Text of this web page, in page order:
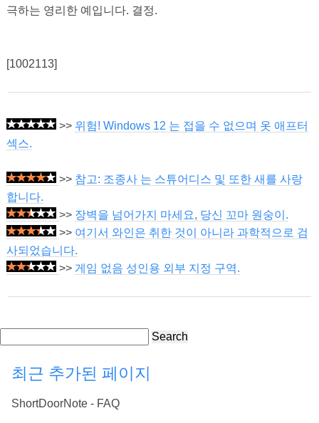
극하는 영리한 예입니다. 결정.
[1002113]
>> 위험! Windows 12 는 접을 수 없으며 옷 애프터
섹스.
>> 참고: 조종사 는 스튜어디스 및 또한 새를 사랑
합니다.
>> 장벽을 넘어가지 마세요, 당신 꼬마 원숭이.
>> 여기서 와인은 취한 것이 아니라 과학적으로 검
사되었습니다.
>> 게임 없음 성인용 외부 지정 구역.
Search
최근 추가된 페이지
ShortDoorNote - FAQ